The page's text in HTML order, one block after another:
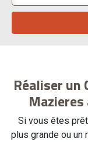
Réaliser un
Si vous êtes
plus grande ou un